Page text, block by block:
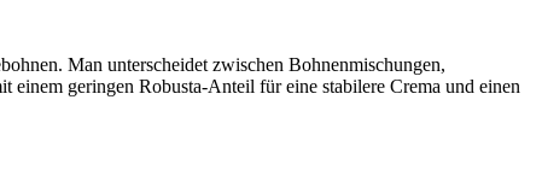
Man unterscheidet zwischen Bohnenmischungen,
einem geringen Robusta-Anteil für eine stabilere Crema und einen